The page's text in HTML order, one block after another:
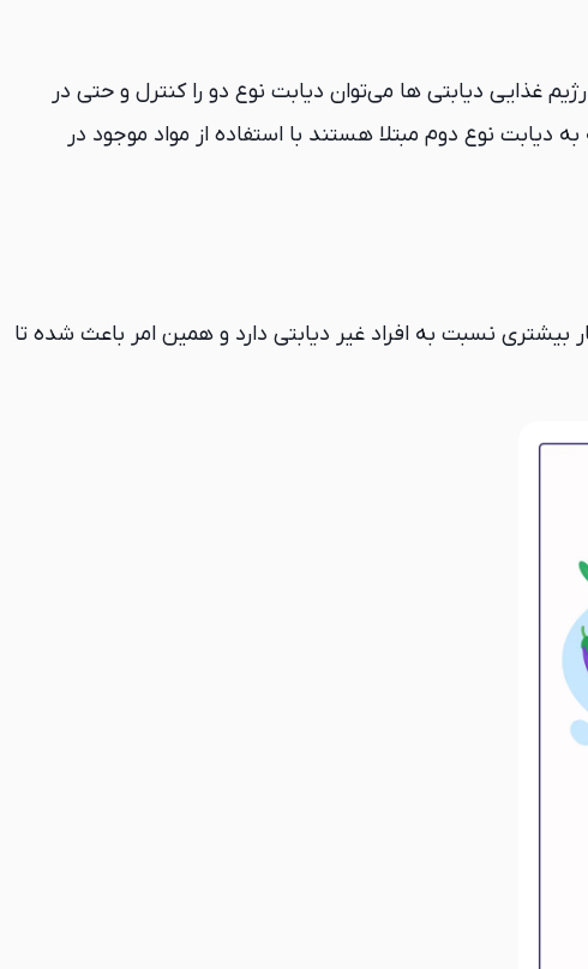
غذایی دیابتی ها می‌توان دیابت نوع دو را کنترل و حتی در
دیابت نوع دوم مبتلا هستند با استفاده از مواد موجود در
بیشتری نسبت به افراد غیر دیابتی دارد و همین امر باعث شده تا